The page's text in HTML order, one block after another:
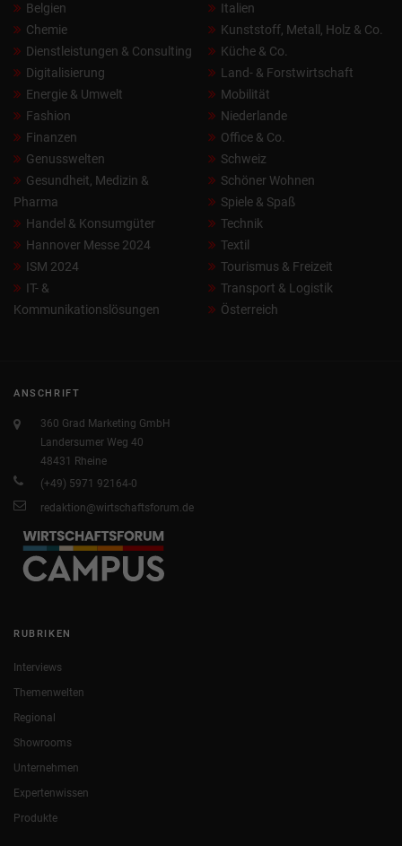
Belgien
Chemie
Dienstleistungen & Consulting
Digitalisierung
Energie & Umwelt
Fashion
Finanzen
Genusswelten
Gesundheit, Medizin &
Pharma
Handel & Konsumgüter
Hannover Messe 2024
ISM 2024
IT- &
Kommunikationslösungen
Italien
Kunststoff, Metall, Holz & Co.
Küche & Co.
Land- & Forstwirtschaft
Mobilität
Niederlande
Office & Co.
Schweiz
Schöner Wohnen
Spiele & Spaß
Technik
Textil
Tourismus & Freizeit
Transport & Logistik
Österreich
ANSCHRIFT
360 Grad Marketing GmbH
Landersumer Weg 40
48431 Rheine
(+49) 5971 92164-0
redaktion@wirtschaftsforum.de
RUBRIKEN
Interviews
Themenwelten
Regional
Showrooms
Unternehmen
Expertenwissen
Produkte